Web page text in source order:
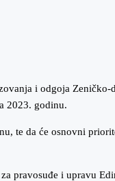
i odgoja
2023. godinu.
te da će osnovni
pravosuđe i upravu